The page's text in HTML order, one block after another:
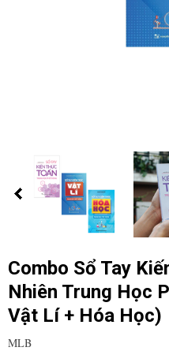
Combo Sổ Tay
Nhiên Trung Học
Vật Lí + Hóa Học)
MLB